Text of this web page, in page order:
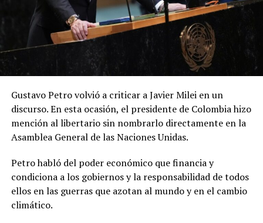
Gustavo Petro volvió a criticar a Javier Milei en un
discurso. En esta ocasión, el presidente de Colombia hizo
mención al libertario sin nombrarlo directamente en la
Asamblea General de las Naciones Unidas.
Petro habló del poder económico que financia y
condiciona a los gobiernos y la responsabilidad de todos
ellos en las guerras que azotan al mundo y en el cambio
climático.